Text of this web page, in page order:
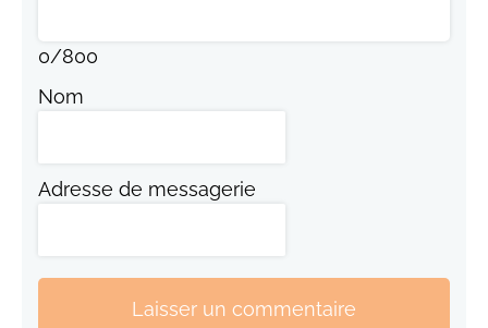
0/800
Nom
Adresse de messagerie
Laisser un commentaire